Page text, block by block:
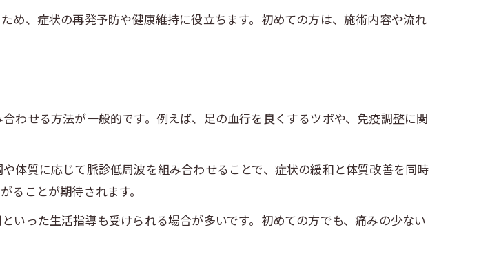
虫ケアで得られるメリット
対策はアクセスの良さも重要
灸整骨院で快適な水虫ケアを実現
く和泉市の鍼灸活用ポイント
骨院で水虫ケアを始める流れ
する鍼灸施術のおすすめ理由
め、症状の再発予防や健康維持に役立ちます。初めての方は、施術内容や流れ
わせる方法が一般的です。例えば、足の血行を良くするツボや、免疫調整に関
体質に応じて脈診低周波を組み合わせることで、症状の緩和と体質改善を同時
ることが期待されます。
いった生活指導も受けられる場合が多いです。初めての方でも、痛みの少ない